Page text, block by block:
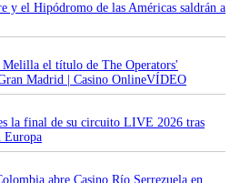
y el Hipódromo de las Américas saldrán a
Melilla el título de The Operators'
Madrid | Casino OnlineVÍDEO
la final de su circuito LIVE 2026 tras
Europa
abre Casino Río Serrezuela en